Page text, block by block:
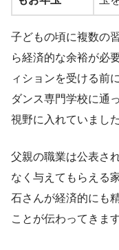
子どもの頃に複数の
ら経済的な余裕が必
ィションを受ける前
ダンス専門学校に通
視野に入れていました
父親の職業は公表さ
なく与えてもらえる
石さんが経済的にも
ことが伝わってきます